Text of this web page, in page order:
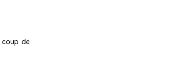
coup de